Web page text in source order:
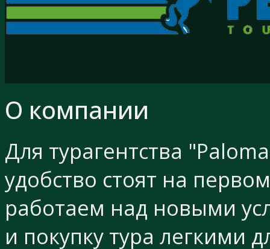
О компании
Для турагентства
удобство стоят на
работаем над новыми
и покупку тура легкими